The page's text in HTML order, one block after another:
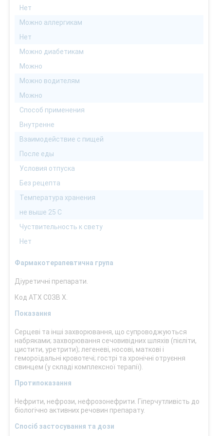
Нет
Можно аллергикам
Нет
Можно диабетикам
Можно
Можно водителям
Можно
Способ применения
Внутренне
Взаимодействие с пищей
После еды
Условия отпуска
Без рецепта
Температура хранения
не выше 25 С
Чуствительность к свету
Нет
Фармакотерапевтична група
Діуретичні препарати.
Код АТХ С0ЗВ Х.
Показання
Серцеві та інші захворювання, що супроводжуються
набряками; захворювання сечовивідних шляхів (пієліти,
цистити, уретрити); легеневі, носові, маткові і
гемороїдальні кровотечі; гострі та хронічні отруєння
свинцем (у складі комплексної терапії).
Протипоказання
Нефрити, нефрози, нефрозонефрити. Гіперчутливість до
біологічно активних речовин препарату.
Спосіб застосування та дози